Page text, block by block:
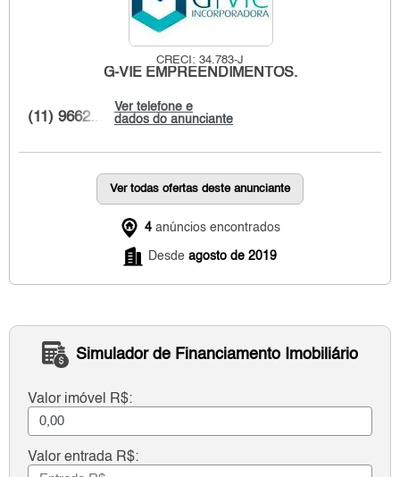
CRECI: 34.783-J
G-VIE EMPREENDIMENTOS.
Ver telefone e
dados do anunciante
(11) 9662...
Ver todas ofertas deste anunciante
4 anúncios encontrados
Desde agosto de 2019
Simulador de Financiamento Imobiliário
Valor imóvel R$:
Valor entrada R$: